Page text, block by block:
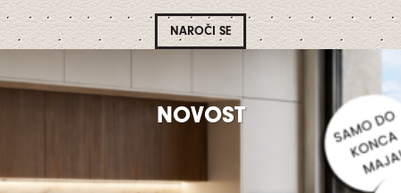
NOVOST